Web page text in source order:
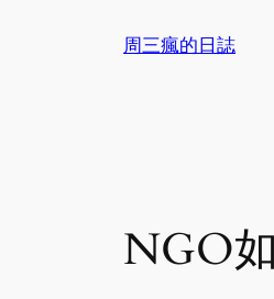
周三瘋的日誌
NGO